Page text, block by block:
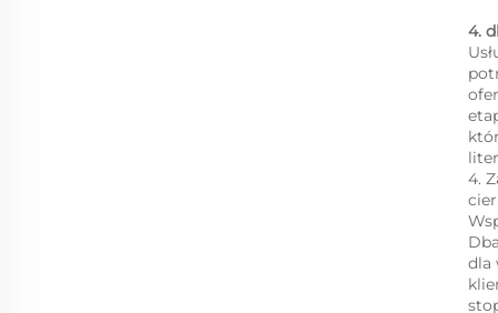
4.
4.
dla